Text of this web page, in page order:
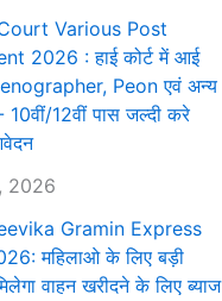
Various Post
2026 : हाई कोर्ट में आई
Peon एवं अन्य
10वीं/12वीं पास जल्दी करे
2026
Gramin Express
महिलाओ के लिए बड़ी
वाहन खरीदने के लिए ब्याज